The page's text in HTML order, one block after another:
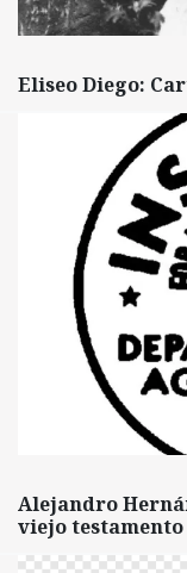
Eliseo Diego:
Alejandro
viejo testamento